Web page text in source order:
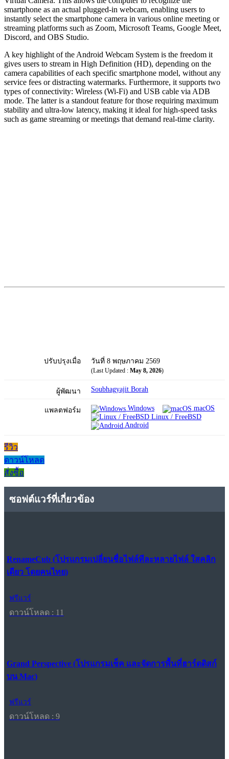
smartphone as an actual plugged-in webcam, enabling users to
instantly select the smartphone camera in various online meeting or
streaming platforms such as Zoom, Microsoft Teams, Google Meet,
Discord, and OBS Studio.
A key highlight of the Android Webcam System is the freedom it
gives users to stream in High Definition (HD), depending on the
camera capabilities of each specific smartphone model, without any
service fees or distracting watermarks. Furthermore, it supports two
types of connectivity: Wireless (Wi-Fi) and USB cable via ADB
mode. The latter is a standout feature for those requiring maximum
stability and ultra-low latency, making it ideal for high-speed tasks
such as game streaming or meetings that demand real-time clarity.
ปรับปรุงเมื่อ วันที่ 8 พฤษภาคม 2569
(Last Updated : May 8, 2026)
ผู้พัฒนา Soubhagyajit Borah
แพลตฟอร์ม Windows
macOS
Linux / FreeBSD
Android
รีวิว
ดาวน์โหลด
สั่งซื้อ
ซอฟต์แวร์ที่เกี่ยวข้อง
RenameCub (โปรแกรมเปลี่ยนชื่อไฟล์ทีละหลายไฟล์ ใสคลิก
เดียว โดยคนไทย)
ฟรีแวร์
ดาวน์โหลด : 11
Grand Perspective (โปรแกรมเช็ค และจัดการพื้นที่ฮาร์ดดิสก์
บน Mac)
ฟรีแวร์
ดาวน์โหลด : 9